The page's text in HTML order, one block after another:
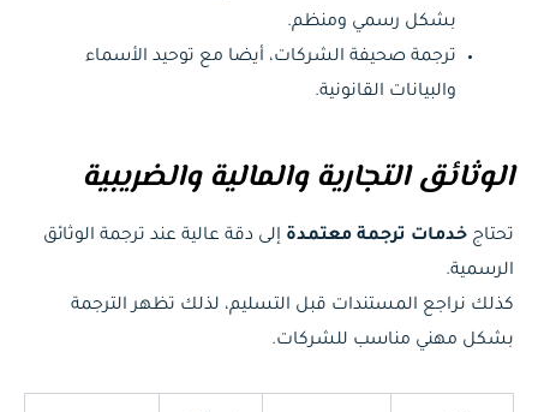
بشكل رسمي ومنظم.
ترجمة صحيفة الشركات، أيضا مع توحيد الأسماء
والبيانات القانونية.
الوثائق التجارية والمالية والضريبية
تحتاج خدمات ترجمة معتمدة إلى دقة عالية عند ترجمة الوثائق
الرسمية.
كذلك نراجع المستندات قبل التسليم، لذلك تظهر الترجمة
بشكل مهني مناسب للشركات.